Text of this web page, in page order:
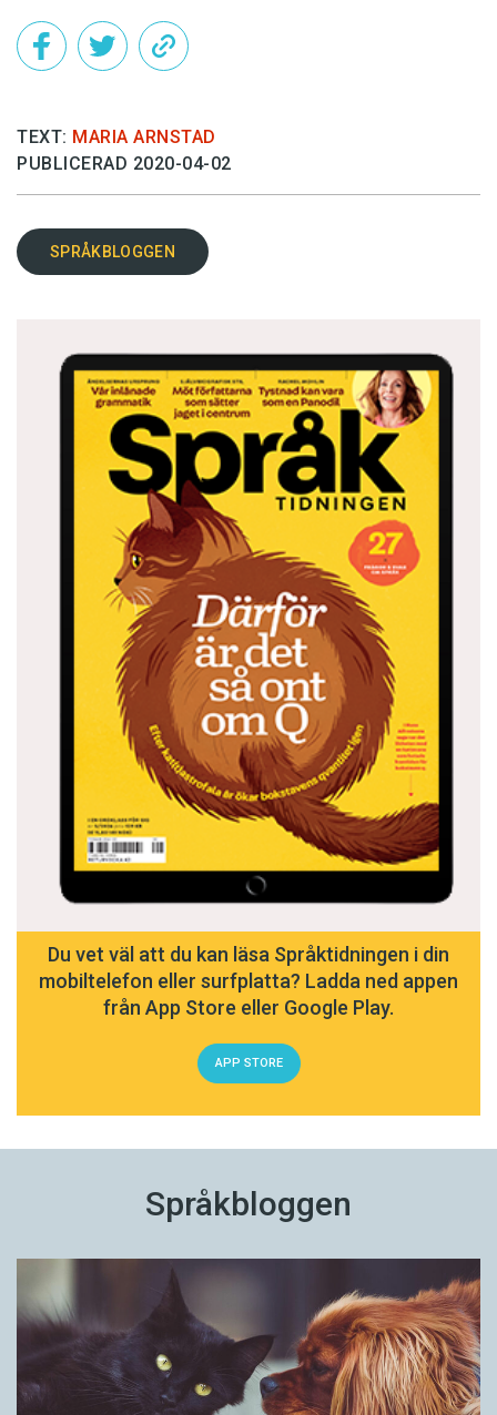
TEXT: MARIA ARNSTAD
PUBLICERAD 2020-04-02
SPRÅKBLOGGEN
Du vet väl att du kan läsa Språktidningen i din
mobiltelefon eller surfplatta? Ladda ned appen
från App Store eller Google Play.
APP STORE
Språkbloggen